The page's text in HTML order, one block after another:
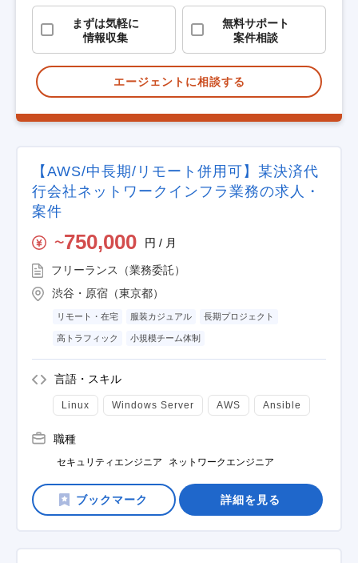
まずは気軽に
情報収集
無料サポート
案件相談
エージェントに相談する
【AWS/中長期/リモート併用可】某決済代
行会社ネットワークインフラ業務の求人・
案件
〜750,000 円 / 月
フリーランス（業務委託）
渋谷・原宿（東京都）
リモート・在宅 服装カジュアル 長期プロジェクト
高トラフィック 小規模チーム体制
言語・スキル
Linux Windows Server AWS Ansible
職種
セキュリティエンジニア ネットワークエンジニア
詳細を見る